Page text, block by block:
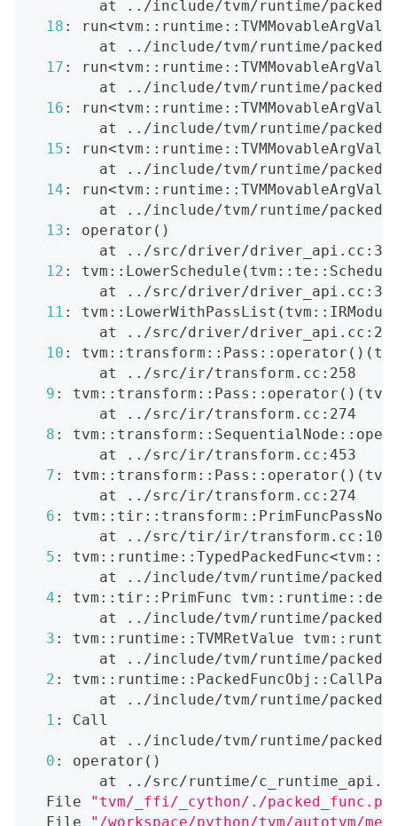
        at
.. /include/tvm/runtime/
18 : run<
        at
.. /include/tvm/runtime/
17 : run<
        at
.. /include/tvm/runtime/
16 : run<
        at
.. /include/tvm/runtime/
15 : run<
        at
.. /include/tvm/runtime/
14 : run<
        at
.. /include/tvm/runtime/
13 : operator ( )
        at
.. /src/driver/
12 : tvm::LowerSchedule (
        at
.. /src/driver/
11 : tvm::LowerWithPassList (
        at
.. /src/driver/
10 : tvm::transform::Pass::operator ( ) (
        at
.. /src/ir/transform.cc:258
9 : tvm::transform::Pass::operator ( ) (
        at
.. /src/ir/transform.cc:274
8 :
        at
.. /src/ir/transform.cc:453
7 : tvm::transform::Pass::operator ( ) (
        at
.. /src/ir/transform.cc:274
6 :
        at
.. /src/tir/ir/transform.cc:100
5 : tvm::runtime::TypedPackedFunc<
        at
.. /include/tvm/runtime/
4 : tvm::tir::PrimFunc
        at
.. /include/tvm/runtime/
3 : tvm::runtime::TVMRetValue
        at
.. /include/tvm/runtime/
2 :
        at
.. /include/tvm/runtime/
1 : Call
        at
.. /include/tvm/runtime/
0 : operator ( )
        at
.. /src/runtime/
  File
"tvm/_ffi/_cython/./
  File
"/workspace/python/tvm/autotvm/